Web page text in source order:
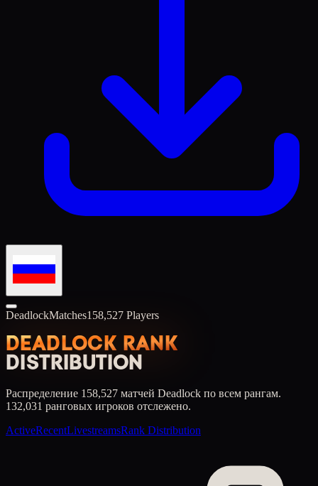
DeadlockMatches158,527 Players
DEADLOCK RANK
DISTRIBUTION
Распределение 158,527 матчей Deadlock по всем рангам.
132,031 ранговых игроков отслежено.
ActiveRecentLivestreamsRank Distribution